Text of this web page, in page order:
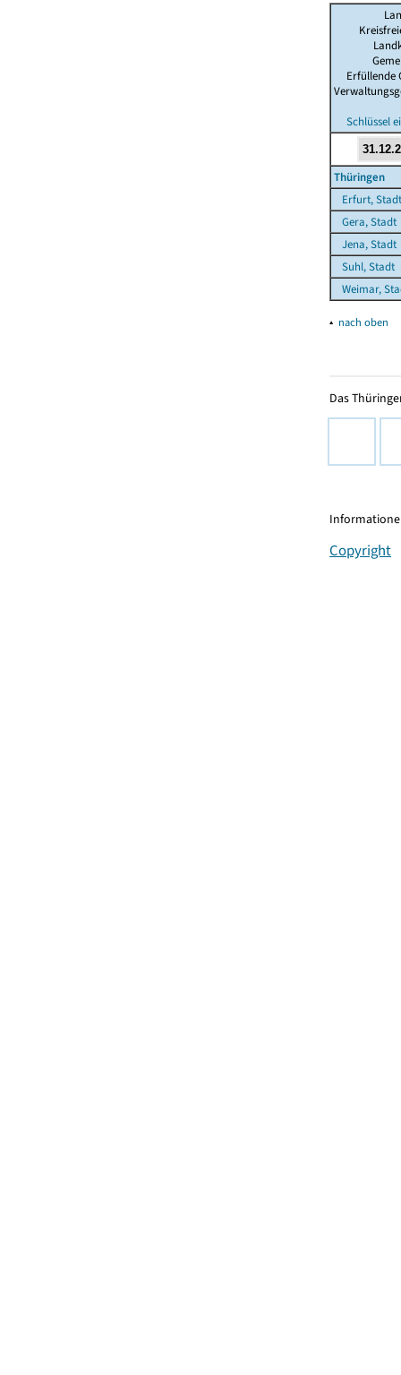
Erfüllende
Schlüssel
Thüringen
Erfurt, Stadt
Gera, Stadt
Jena, Stadt
Suhl, Stadt
Weimar,
▴ nach oben
Das
Copyright